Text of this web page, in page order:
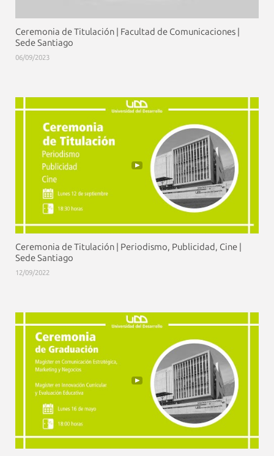
Ceremonia de Titulación | Facultad de Comunicaciones |
Sede Santiago
06/09/2023
Ceremonia de Titulación | Periodismo, Publicidad, Cine |
Sede Santiago
12/09/2022